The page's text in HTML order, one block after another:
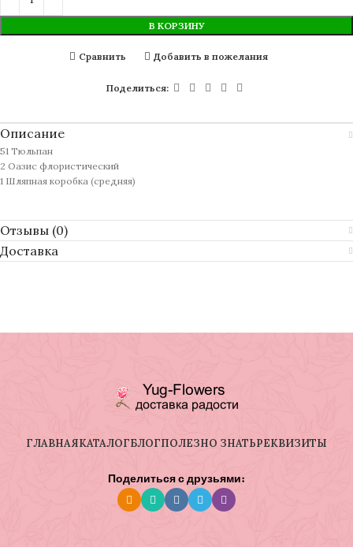
В КОРЗИНУ
Сравнить Добавить в пожелания
Поделиться:
Описание
51 Тюльпан
2 Оазис флористический
1 Шляпная коробка (средняя)
Отзывы (0)
Доставка
ГЛАВНАЯКАТАЛОГБЛОГПОЛЕЗНО ЗНАТЬРЕКВИЗИТЫ
Поделиться с друзьями: